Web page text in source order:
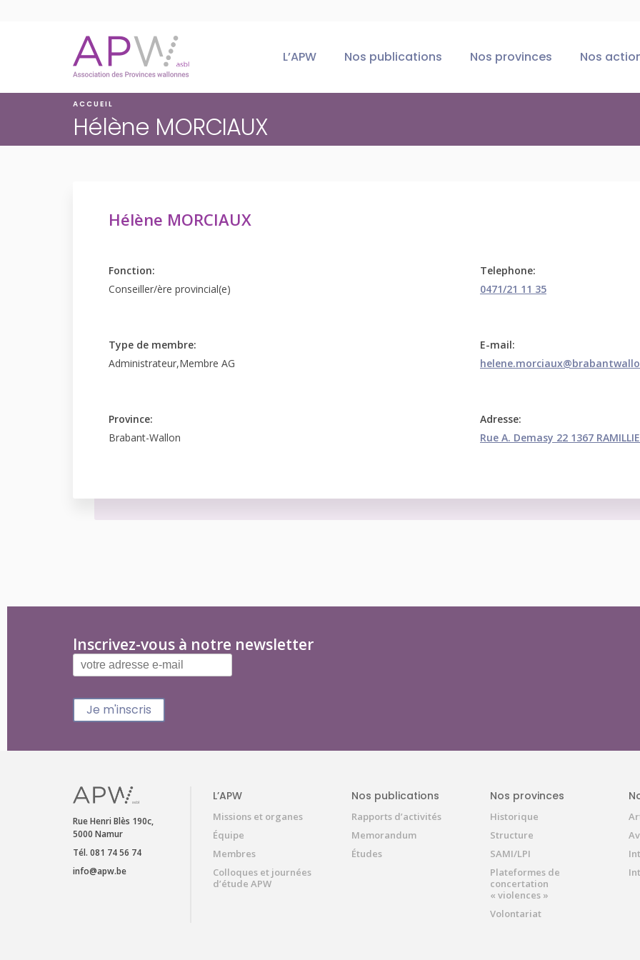
L’APW Nos publications Nos provinces Nos
ACCUEIL
Hélène MORCIAUX
Hélène MORCIAUX
Fonction:
Conseiller/ère provincial(e)
Type de membre:
Administrateur,Membre AG
Province:
Brabant-Wallon
Telephone:
0471/21 11 35
E-mail:
Adresse:
Rue A. Demasy 22 1367
Inscrivez-vous à notre newsletter
Je m'inscris
Rue Henri Blès 190c,
5000 Namur
Tél. 081 74 56 74
info@apw.be
L’APW
Missions et organes
Équipe
Membres
Colloques et journées
d’étude APW
Nos publications
Rapports d’activités
Memorandum
Études
Nos provinces
Historique
Structure
SAMI/LPI
Plateformes de
concertation
« violences »
Volontariat